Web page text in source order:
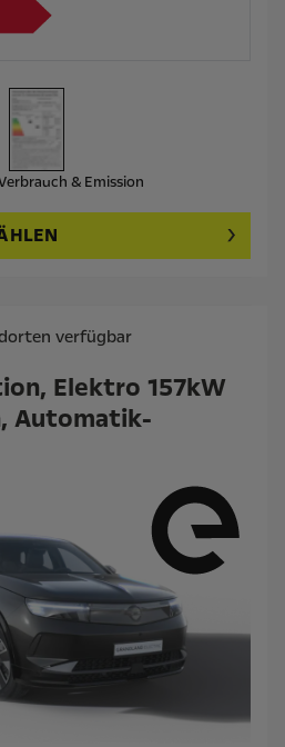
& Emission
Elektro 157kW
Automatik-
verfügbar